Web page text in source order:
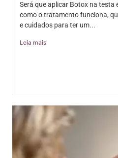
Será que aplicar Botox na testa
como o tratamento funciona,
e cuidados para ter um...
Leia mais